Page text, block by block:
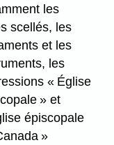
les
scellés, les
et les
les
« Église
» et
épiscopale
»